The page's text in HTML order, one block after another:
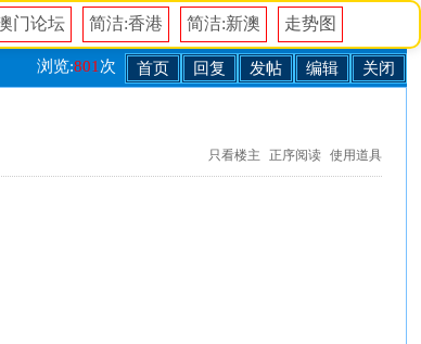
门论坛 简洁:香港 简洁:新澳 走势图
关闭
编辑
发帖
回复
首页
浏览:801 次
只看楼主 正序阅读 使用道具